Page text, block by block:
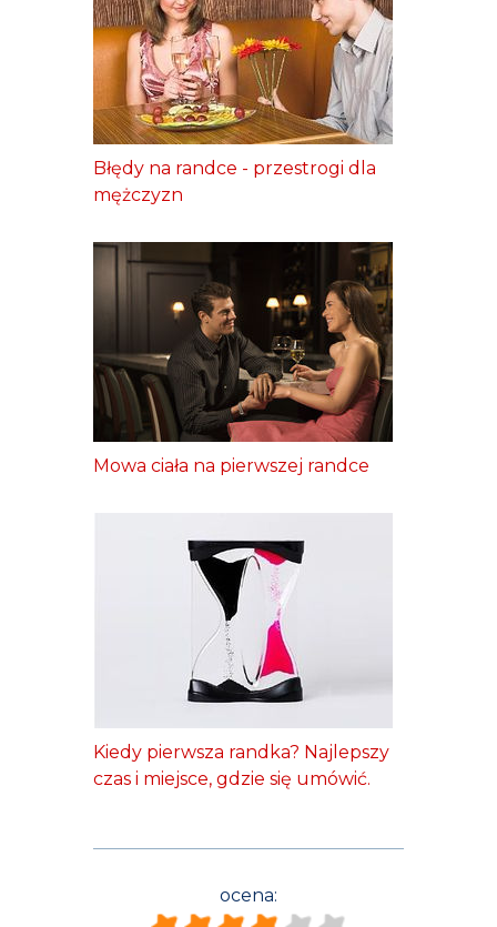
Błędy na randce - przestrogi dla
mężczyzn
Mowa ciała na pierwszej randce
Kiedy pierwsza randka? Najlepszy
czas i miejsce, gdzie się umówić.
ocena: